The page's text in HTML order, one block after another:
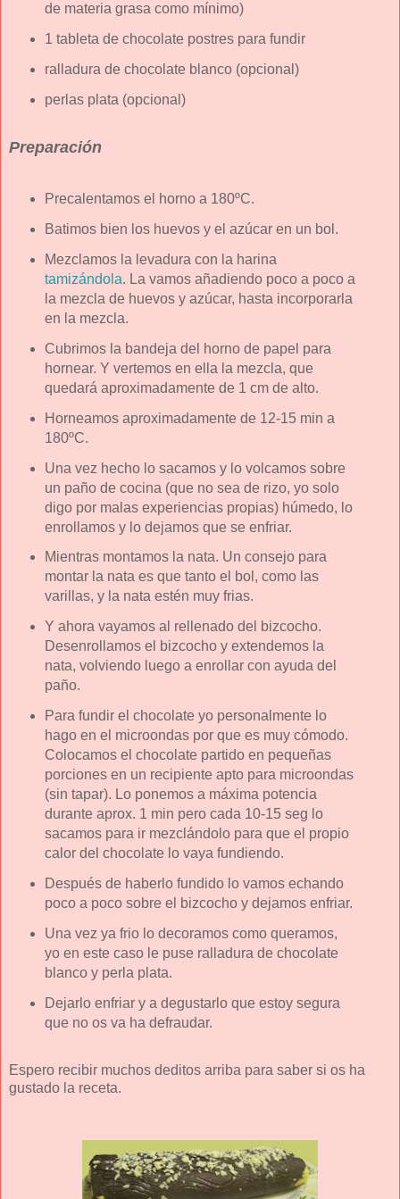
de materia grasa como mínimo)
1 tableta de chocolate postres para fundir
ralladura de chocolate blanco (opcional)
perlas plata (opcional)
Preparación
Precalentamos el horno a 180ºC.
Batimos bien los huevos y el azúcar en un bol.
Mezclamos la levadura con la harina
tamizándola. La vamos añadiendo poco a poco a
la mezcla de huevos y azúcar, hasta incorporarla
en la mezcla.
Cubrimos la bandeja del horno de papel para
hornear. Y vertemos en ella la mezcla, que
quedará aproximadamente de 1 cm de alto.
Horneamos aproximadamente de 12-15 min a
180ºC.
Una vez hecho lo sacamos y lo volcamos sobre
un paño de cocina (que no sea de rizo, yo solo
digo por malas experiencias propias) húmedo, lo
enrollamos y lo dejamos que se enfriar.
Mientras montamos la nata. Un consejo para
montar la nata es que tanto el bol, como las
varillas, y la nata estén muy frias.
Y ahora vayamos al rellenado del bizcocho.
Desenrollamos el bizcocho y extendemos la
nata, volviendo luego a enrollar con ayuda del
paño.
Para fundir el chocolate yo personalmente lo
hago en el microondas por que es muy cómodo.
Colocamos el chocolate partido en pequeñas
porciones en un recipiente apto para microondas
(sin tapar). Lo ponemos a máxima potencia
durante aprox. 1 min pero cada 10-15 seg lo
sacamos para ir mezclándolo para que el propio
calor del chocolate lo vaya fundiendo.
Después de haberlo fundido lo vamos echando
poco a poco sobre el bizcocho y dejamos enfriar.
Una vez ya frio lo decoramos como queramos,
yo en este caso le puse ralladura de chocolate
blanco y perla plata.
Dejarlo enfriar y a degustarlo que estoy segura
que no os va ha defraudar.
Espero recibir muchos deditos arriba para saber si os ha
gustado la receta.